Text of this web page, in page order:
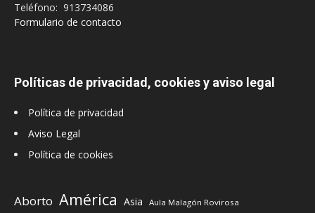
Teléfono: 913734086
Formulario de contacto
Políticas de privacidad, cookies y aviso legal
Política de privacidad
Aviso Legal
Política de cookies
Aborto América Asia Aula Malagón Rovirosa